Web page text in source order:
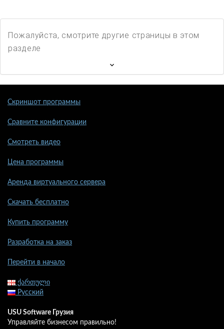
Пожалуйста, смотрите другие страницы в этом
разделе
Скриншот программы
Сравните конфигурации
Смотреть видео
Цена программы
Аренда виртуального сервера
Скачать бесплатно
Купить программу
Разработка на заказ
Перейти в начало
ქართული
Русский
USU Software Грузия
Управляйте бизнесом правильно!